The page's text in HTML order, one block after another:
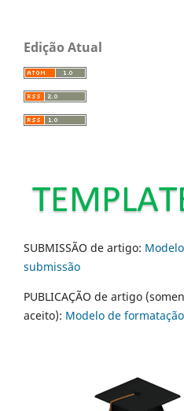
Edição Atual
SUBMISSÃO de artigo:
submissão
PUBLICAÇÃO de artigo
aceito): Modelo de